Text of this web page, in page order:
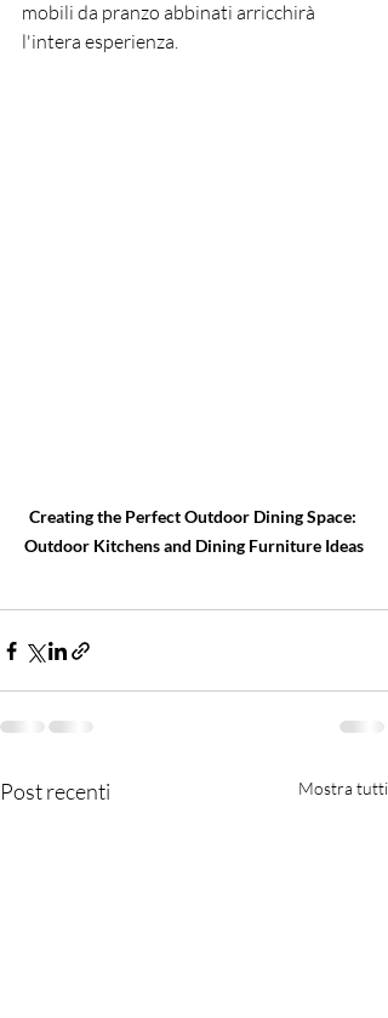
mobili da pranzo abbinati arricchirà
l'intera esperienza.
Creating the Perfect Outdoor Dining Space:
Outdoor Kitchens and Dining Furniture Ideas
Post recenti Mostra tutti